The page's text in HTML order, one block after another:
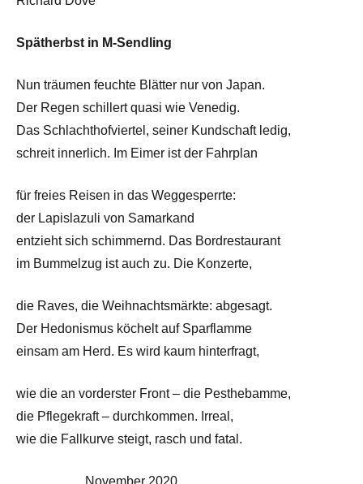
Spätherbst in M-Sendling
Nun träumen feuchte Blätter nur von Japan.
Der Regen schillert quasi wie Venedig.
Das Schlachthofviertel, seiner Kundschaft ledig,
schreit innerlich. Im Eimer ist der Fahrplan
für freies Reisen in das Weggesperrte:
der Lapislazuli von Samarkand
entzieht sich schimmernd. Das Bordrestaurant
im Bummelzug ist auch zu. Die Konzerte,
die Raves, die Weihnachtsmärkte: abgesagt.
Der Hedonismus köchelt auf Sparflamme
einsam am Herd. Es wird kaum hinterfragt,
wie die an vorderster Front – die Pesthebamme,
die Pflegekraft – durchkommen. Irreal,
wie die Fallkurve steigt, rasch und fatal.